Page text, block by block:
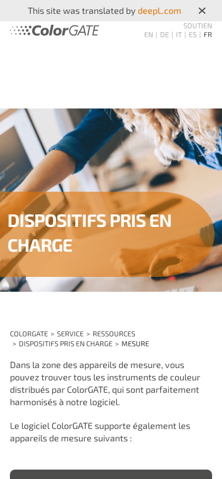
This site was translated by deepL.com ×
SOUTIEN
EN
DE IT ES FR
DISPOSITIFS PRIS EN
CHARGE
COLORGATE SERVICE
RESSOURCES
DISPOSITIFS PRIS EN CHARGE
MESURE
Dans la zone des appareils de mesure, vous
pouvez trouver tous les instruments de couleur
distribués par ColorGATE, qui sont parfaitement
harmonisés à notre logiciel.
Le logiciel ColorGATE supporte également les
appareils de mesure suivants :